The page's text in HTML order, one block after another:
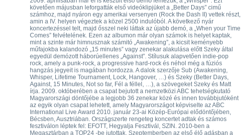
követően májusban leforgatták első videóklipjüket a „Better Days” cimű
számhoz, majd nyáron egy amerikai versenyen (Rock the Dash II) vettek részt,
amin a IV. helyen végeztek a közel 2500 indulóból. A következő nyár
koncertezéssel telt, majd ősszel neki láttak az újabb demó, a „When your Time
Comes” felvételének. Ezen az albumon már olyan számok is helyet kaptak,
mint a szinte már himnusznak számitó „Awakening”, a kicsit keményebb
műfajokba kalandozó „15 minutes” vagy zenekar alakulása előtt Szeky által
egyedül demózott háborúellenes „Against”. Stílusuk alapvetően indie-pop
rock, amely a punk-rock, a progressive hard-rock és néhol még a fúziós
hangzás jegyeit is magában hordozza. A dalok szerzője Sub (Awakening,
Whisper, Lifetime Tournament, Lock, Hangover, …) és Szeky (Better Days,
Against, 15 Minutes, Not so far, Fél a féllel, …), a szövegeket Szeky és Matt
írja. 2009. októberében a csapat bejutott a nemzetközi ABC tehetségkutató
Magyarországi döntőjébe a legjobb 36 zenekar közé és innen továbbjutóként
az egyik olyan csapat lehetett, amely Magyarországot képviselte az ABC
International Live Award 2010. január 23-ai Közép-Európai elődöntőjében,
Bécsben, Ausztriában. Országszerte rengeteg koncertet adtak és számos
fesztiválon léptek fel: EFOTT, Hegyalja Fesztivál, SZIN. 2010-ben a
Megasztárban a TOP24 -be jutottak. Szeptemberben az első élő adásban a